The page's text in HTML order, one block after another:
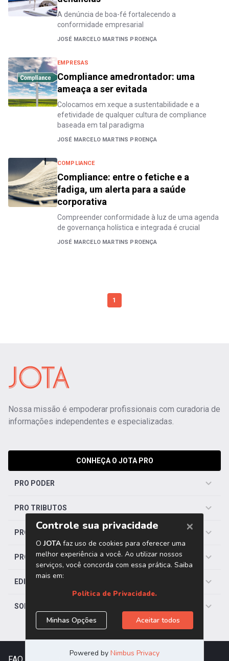
A denúncia de boa-fé fortalecendo a
conformidade empresarial
JOSÉ MARCELO MARTINS PROENÇA
EMPRESAS
Compliance amedrontador: uma
ameaça a ser evitada
Colocamos em xeque a sustentabilidade e a
efetividade de qualquer cultura de compliance
baseada em tal paradigma
JOSÉ MARCELO MARTINS PROENÇA
COMPLIANCE
Compliance: entre o fetiche e a
fadiga, um alerta para a saúde
corporativa
Compreender conformidade à luz de uma agenda
de governança holística e integrada é crucial
JOSÉ MARCELO MARTINS PROENÇA
1
Nossa missão é empoderar profissionais com curadoria de
informações independentes e especializadas.
CONHEÇA O JOTA PRO
PRO PODER
PRO TRIBUTOS
PRO TRABALHISTA
PRO SAÚDE
EDITORIAS
SOBRE O JOTA